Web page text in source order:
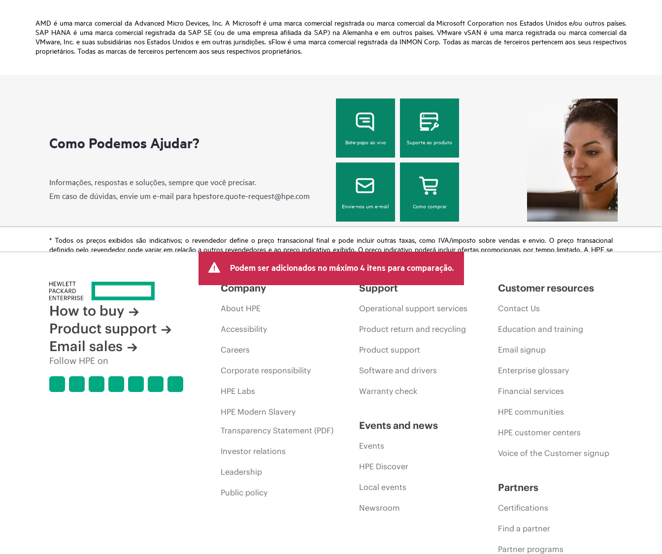
AMD é uma marca comercial da Advanced Micro Devices, Inc. A Microsoft é uma marca comercial registrada ou marca comercial da Microsoft Corporation nos Estados Unidos e/ou outros países.
SAP HANA é uma marca comercial registrada da SAP SE (ou de uma empresa afiliada da SAP) na Alemanha e em outros países. VMware vSAN é uma marca registrada ou marca comercial da
VMware, Inc. e suas subsidiárias nos Estados Unidos e em outras jurisdições. sFlow é uma marca comercial registrada da INMON Corp. Todas as marcas de terceiros pertencem aos seus respectivos
proprietários. Todas as marcas de terceiros pertencem aos seus respectivos proprietários.
Como Podemos Ajudar?
Informações, respostas e soluções, sempre que você precisar.
Em caso de dúvidas, envie um e-mail para hpestore.quote-request@hpe.com
Bate-papo ao vivo Suporte ao produto
Envie-nos um e-mail Como comprar
* Todos os preços exibidos são indicativos; o revendedor define o preço transacional final e pode incluir outras taxas, como IVA/imposto sobre vendas e envio. O preço transacional
definido pelo revendedor pode variar em relação a outros revendedores e ao preço indicativo exibido. O preço indicativo poderá incluir ofertas promocionais por tempo limitado. A HPE se
de produtos restrita, promoção no fim da vida útil e erros em anúncios.Podem ser adicionados no máximo 4 itens para comparação.
How to buy
Product support
Email sales
Follow HPE on
Company
About HPE
Accessibility
Careers
Corporate responsibility
HPE Labs
HPE Modern Slavery
Transparency Statement (PDF)
Investor relations
Leadership
Public policy
Support
Operational support services
Product return and recycling
Product support
Software and drivers
Warranty check
Events and news
Events
HPE Discover
Local events
Newsroom
Customer resources
Contact Us
Education and training
Email signup
Enterprise glossary
Financial services
HPE communities
HPE customer centers
Voice of the Customer signup
Partners
Certifications
Find a partner
Partner programs